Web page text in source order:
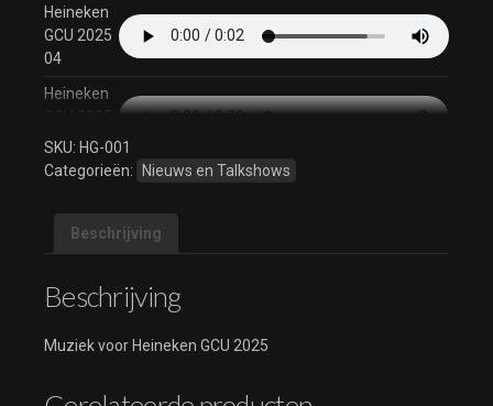
Heineken
GCU 2025
04
Heineken
05
Heineken
Heineken
07
Heineken
SKU: HG-001
Categorieën:
Nieuws en Talkshows
Beschrijving
Beschrijving
Muziek voor Heineken GCU 2025